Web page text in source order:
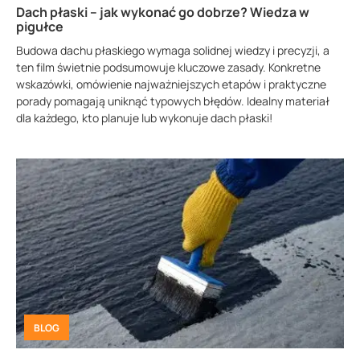
Dach płaski – jak wykonać go dobrze? Wiedza w
pigułce
Budowa dachu płaskiego wymaga solidnej wiedzy i precyzji, a
ten film świetnie podsumowuje kluczowe zasady. Konkretne
wskazówki, omówienie najważniejszych etapów i praktyczne
porady pomagają uniknąć typowych błędów. Idealny materiał
dla każdego, kto planuje lub wykonuje dach płaski!
BLOG